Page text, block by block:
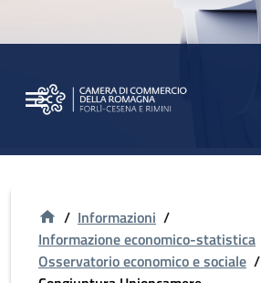
/ Informazioni /
Informazione economico-statistica
Osservatorio economico e sociale /